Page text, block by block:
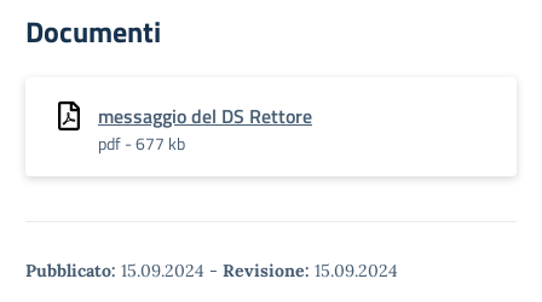
Documenti
messaggio del DS Rettore
pdf - 677 kb
Pubblicato: 15.09.2024 - Revisione: 15.09.2024